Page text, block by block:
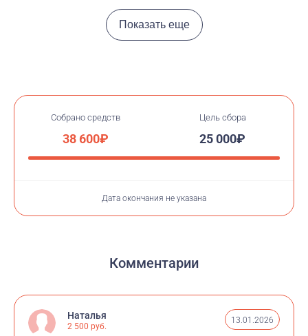
Показать еще
Собрано средств
38 600₽
Цель сбора
25 000₽
Дата окончания не указана
Комментарии
Наталья
2 500 руб.
13.01.2026